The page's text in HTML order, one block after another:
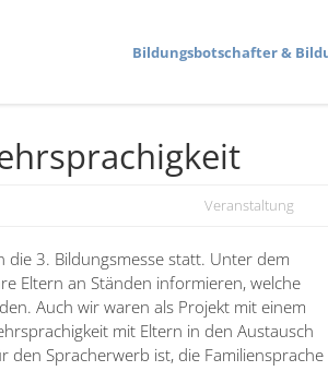
Bildungs­bot­schafter &
Veranstaltung
3. Bildungs­messe statt. Unter dem
Eltern an Ständen infor­mieren, welche
Auch wir waren als Projekt mit einem
mit Eltern in den Austausch
Sprach­erwerb ist, die Famili­en­sprache